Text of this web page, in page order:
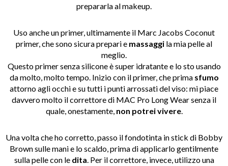
prepararla al makeup.
Uso anche un primer, ultimamente il Marc Jacobs Coconut
primer, che sono sicura prepari e massaggi la mia pelle al
meglio.
Questo primer senza silicone è super idratante e lo sto usando
da molto, molto tempo. Inizio con il primer, che prima sfumo
attorno agli occhi e su tutti i punti arrossati del viso: mi piace
davvero molto il correttore di MAC Pro Long Wear senza il
quale, onestamente, non potrei vivere.
Una volta che ho corretto, passo il fondotinta in stick di Bobby
Brown sulle mani e lo scaldo, prima di applicarlo gentilmente
sulla pelle con ledita . Per il correttore, invece, utilizzo una